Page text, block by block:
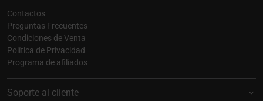
Contactos
Preguntas Frecuentes
Condiciones de Venta
Política de Privacidad
Programa de afiliados
Soporte al cliente